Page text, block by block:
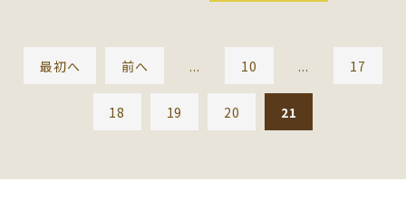
最初へ 前へ ... 10 ... 17
18 19 20 21